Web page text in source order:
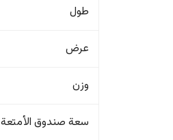
طول
عرض
وزن
سعة صندوق الأمتعة